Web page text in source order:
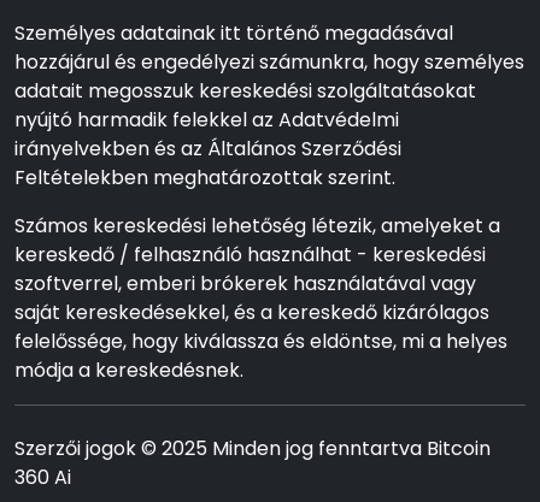
Személyes adatainak itt történő megadásával
hozzájárul és engedélyezi számunkra, hogy személyes
adatait megosszuk kereskedési szolgáltatásokat
nyújtó harmadik felekkel az Adatvédelmi
irányelvekben és az Általános Szerződési
Feltételekben meghatározottak szerint.
Számos kereskedési lehetőség létezik, amelyeket a
kereskedő / felhasználó használhat - kereskedési
szoftverrel, emberi brókerek használatával vagy
saját kereskedésekkel, és a kereskedő kizárólagos
felelőssége, hogy kiválassza és eldöntse, mi a helyes
módja a kereskedésnek.
Szerzői jogok © 2025 Minden jog fenntartva Bitcoin
360 Ai